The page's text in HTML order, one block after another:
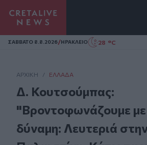
Homepage
ΣAΒΒΑΤΟ 8.8.2026/ΗΡΑΚΛΕΙΟ 28 °C
ΑΡΧΙΚΗ / ΕΛΛΆΔΑ
Δ. Κουτσούμπας:
"Βροντοφωνάζουμε με
δύναμη: Λευτεριά